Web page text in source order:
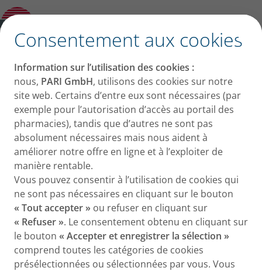
Consentement aux cookies
Information sur l’utilisation des cookies :
nous, PARI GmbH, utilisons des cookies sur notre
site web. Certains d’entre eux sont nécessaires (par
exemple pour l’autorisation d’accès au portail des
pharmacies), tandis que d’autres ne sont pas
absolument nécessaires mais nous aident à
améliorer notre offre en ligne et à l’exploiter de
manière rentable.
Vous pouvez consentir à l’utilisation de cookies qui
ne sont pas nécessaires en cliquant sur le bouton
« Tout accepter » ou refuser en cliquant sur
« Refuser ». Le consentement obtenu en cliquant sur
le bouton « Accepter et enregistrer la sélection »
comprend toutes les catégories de cookies
présélectionnées ou sélectionnées par vous. Vous
BPCO
PARI aux côtés des
patients atteints de
mucoviscidose
Une maladie respiratoire
héréditaire